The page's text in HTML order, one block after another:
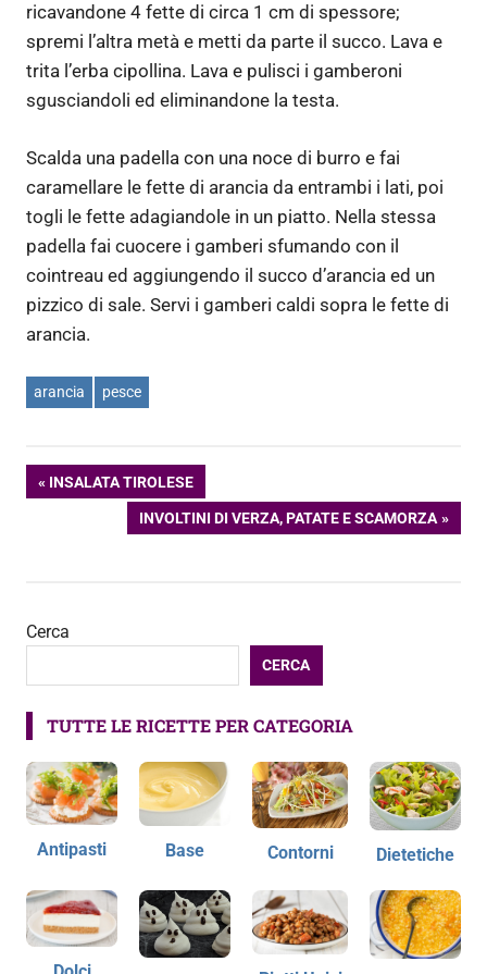
ricavandone 4 fette di circa 1 cm di spessore;
spremi l’altra metà e metti da parte il succo. Lava e
trita l’erba cipollina. Lava e pulisci i gamberoni
sgusciandoli ed eliminandone la testa.
Scalda una padella con una noce di burro e fai
caramellare le fette di arancia da entrambi i lati, poi
togli le fette adagiandole in un piatto. Nella stessa
padella fai cuocere i gamberi sfumando con il
cointreau ed aggiungendo il succo d’arancia ed un
pizzico di sale. Servi i gamberi caldi sopra le fette di
arancia.
arancia pesce
Navigazione
ARTICOLO
PRECEDENTE:
INSALATA TIROLESE
ARTICOLO
INVOLTINI DI VERZA, PATATE E SCAMORZA
Cerca
CERCA
TUTTE LE RICETTE PER CATEGORIA
Antipasti Base Contorni Dietetiche